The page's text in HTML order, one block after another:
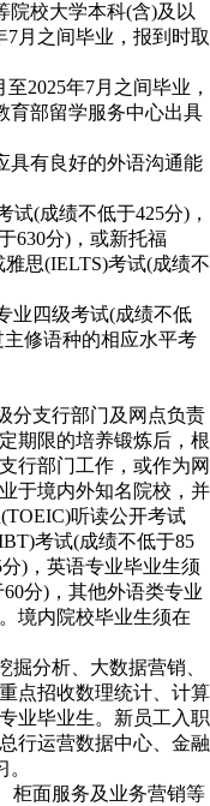
校大学本科(含)及以
7月之间毕业，报到时取
2025年7月之间毕业，
育部留学服务中心出具
有良好的外语沟通能
(成绩不低于425分)，
630分)，或新托福
思(IELTS)考试(成绩不
四级考试(成绩不低
修语种的相应水平考
支行部门及网点负责
期限的培养锻炼后，根
行部门工作，或作为网
于境内外知名院校，并
听读公开考试
考试(成绩不低于85
)，英语专业毕业生须
分)，其他外语类专业
境内院校毕业生须在
分析、大数据营销、
点招收数理统计、计算
业毕业生。新员工入职
行运营数据中心、金融
面服务及业务营销等